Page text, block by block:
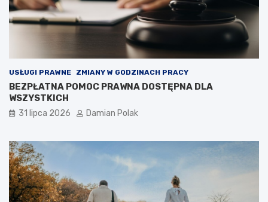
USŁUGI PRAWNE ZMIANY W GODZINACH PRACY
BEZPŁATNA POMOC PRAWNA DOSTĘPNA DLA
WSZYSTKICH
31 lipca 2026 Damian Polak